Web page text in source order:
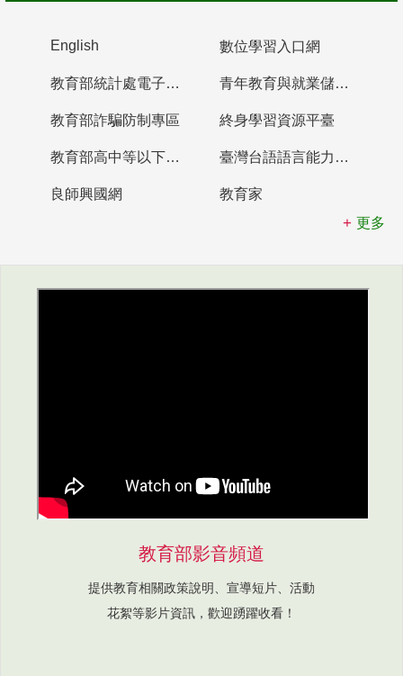
English 數位學習入口網
教育部統計處電子書櫃 青年教育與就業儲蓄帳戶
教育部詐騙防制專區 終身學習資源平臺
教育部高中等以下學校及幼兒園教師資格檢定考試 臺灣台語語言能力認證網站
良師興國網
教育家
更多
教育部影音頻道
提供教育相關政策說明、宣導短片、活動
花絮等影片資訊，歡迎踴躍收看！